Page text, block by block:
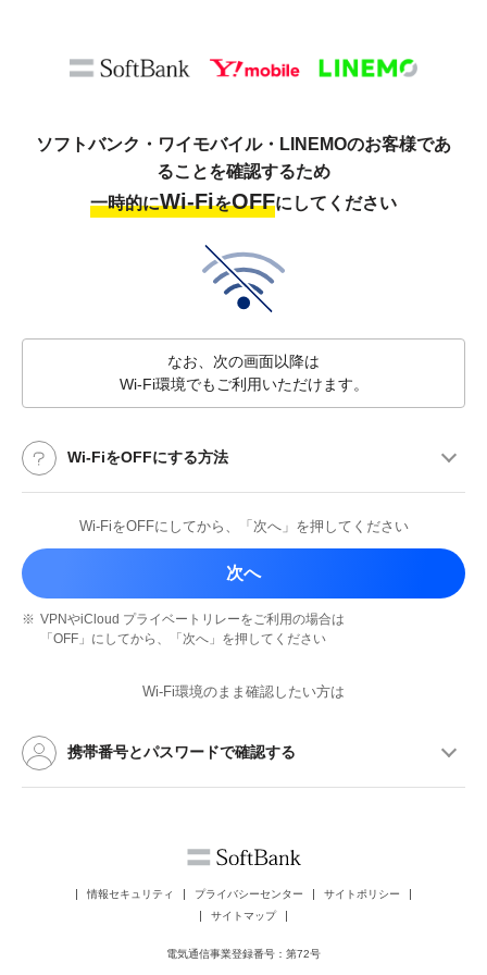
ソフトバンク・ワイモバイル・LINEMOのお客様であ
ることを確認するため
一時的にWi-FiをOFFにしてください
なお、次の画面以降は
Wi-Fi環境でもご利用いただけます。
Wi-FiをOFFにする方法
Wi-FiをOFFにしてから、 「次へ」を押してください
次へ
※ VPNやiCloud プライベートリレーを ご利用の場合は
「OFF」にしてから、
「次へ」を押してください
Wi-Fi環境のまま確認したい方は
携帯番号とパスワードで確認する
情報セキュリティ プライバシーセンター
サイトポリシー
サイトマップ
電気通信事業登録番号：第72号